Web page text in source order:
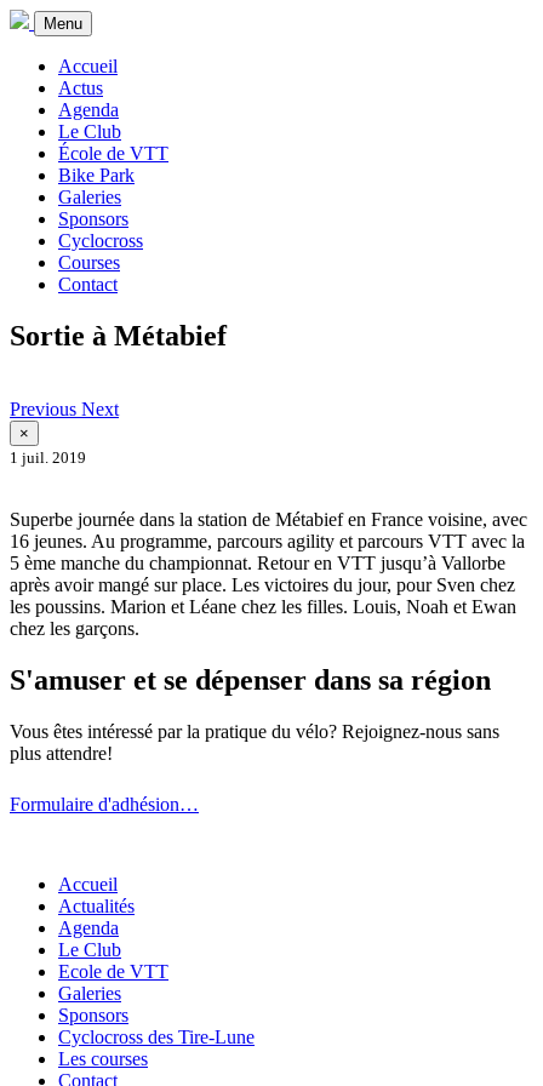
Menu
Accueil
Actus
Agenda
Le Club
École de VTT
Bike Park
Galeries
Sponsors
Cyclocross
Courses
Contact
Sortie à Métabief
Previous Next
×
1 juil. 2019
Superbe journée dans la station de Métabief en France voisine, avec
16 jeunes. Au programme, parcours agility et parcours VTT avec la
5 ème manche du championnat. Retour en VTT jusqu’à Vallorbe
après avoir mangé sur place. Les victoires du jour, pour Sven chez
les poussins. Marion et Léane chez les filles. Louis, Noah et Ewan
chez les garçons.
S'amuser et se dépenser dans sa région
Vous êtes intéressé par la pratique du vélo? Rejoignez-nous sans
plus attendre!
Formulaire d'adhésion…
Accueil
Actualités
Agenda
Le Club
Ecole de VTT
Galeries
Sponsors
Cyclocross des Tire-Lune
Les courses
Contact